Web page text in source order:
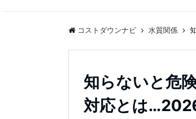
コストダウンナビ 水質関係
知らないと危
対応とは